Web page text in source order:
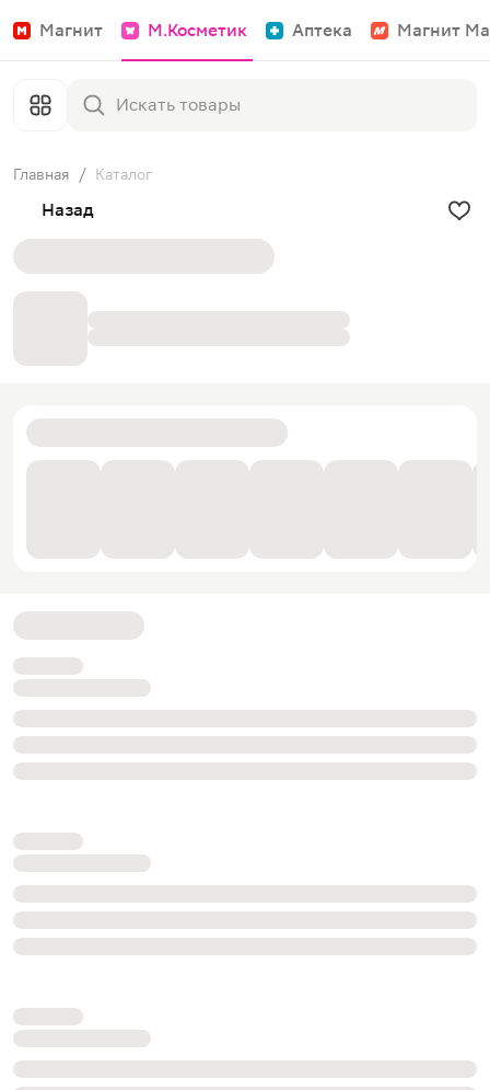
Магнит М.Косметик Аптека Магнит
Главная / Каталог
Назад